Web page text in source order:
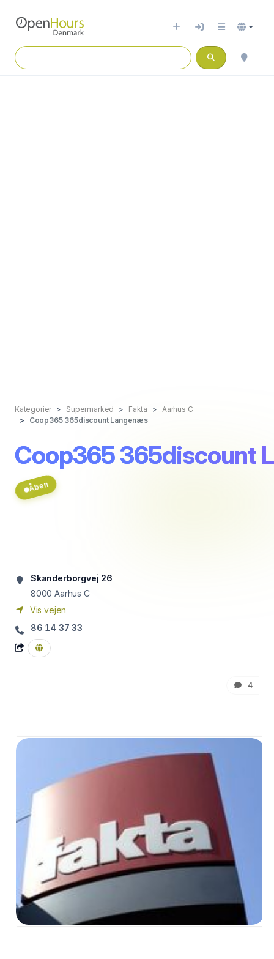
Kategorier Supermarked Fakta
Aarhus C
Coop365 365discount Langenæs
Coop365 365discount
Åben
Skanderborgvej 26
8000 Aarhus C
Vis vejen
86 14 37 33
4